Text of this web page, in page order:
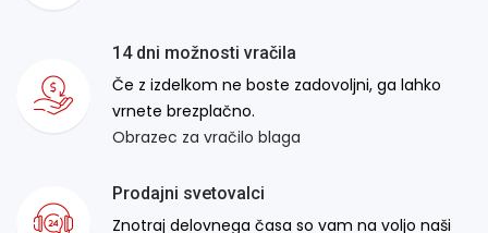
14 dni možnosti vračila
Če z izdelkom ne boste zadovoljni, ga lahko
vrnete brezplačno.
Obrazec za vračilo blaga
Prodajni svetovalci
Znotraj delovnega časa so vam na voljo naši